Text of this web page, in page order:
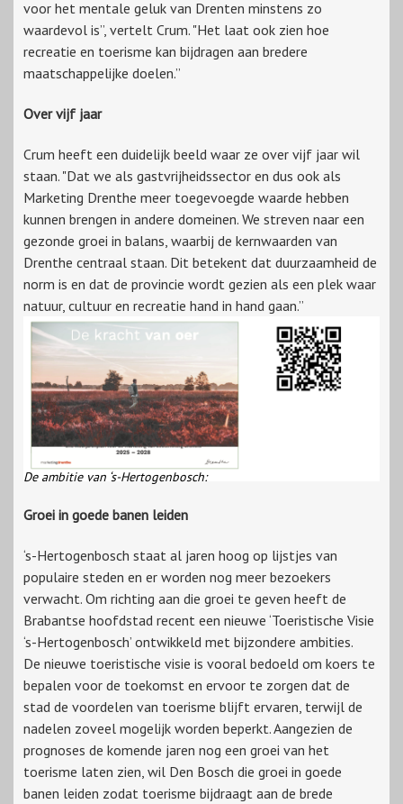
voor het mentale geluk van Drenten minstens zo
waardevol is”, vertelt Crum. "Het laat ook zien hoe
recreatie en toerisme kan bijdragen aan bredere
maatschappelijke doelen.”
Over vijf jaar
Crum heeft een duidelijk beeld waar ze over vijf jaar wil
staan. "Dat we als gastvrijheidssector en dus ook als
Marketing Drenthe meer toegevoegde waarde hebben
kunnen brengen in andere domeinen. We streven naar een
gezonde groei in balans, waarbij de kernwaarden van
Drenthe centraal staan. Dit betekent dat duurzaamheid de
norm is en dat de provincie wordt gezien als een plek waar
natuur, cultuur en recreatie hand in hand gaan.”
De ambitie van ‘s-Hertogenbosch:
Groei in goede banen leiden
‘s-Hertogenbosch staat al jaren hoog op lijstjes van
populaire steden en er worden nog meer bezoekers
verwacht. Om richting aan die groei te geven heeft de
Brabantse hoofdstad recent een nieuwe ‘Toeristische Visie
‘s-Hertogenbosch’ ontwikkeld met bijzondere ambities.
De nieuwe toeristische visie is vooral bedoeld om koers te
bepalen voor de toekomst en ervoor te zorgen dat de
stad de voordelen van toerisme blijft ervaren, terwijl de
nadelen zoveel mogelijk worden beperkt. Aangezien de
prognoses de komende jaren nog een groei van het
toerisme laten zien, wil Den Bosch die groei in goede
banen leiden zodat toerisme bijdraagt aan de brede